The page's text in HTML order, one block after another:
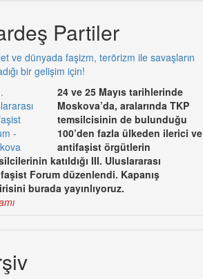
Partiler
ve dünyada faşizm, terörizm ile savaşların
bir gelişim için!
24 ve 25 Mayıs tarihlerinde
Moskova’da, aralarında TKP
temsilcisinin de bulunduğu
100’den fazla ülkeden ilerici ve
antifaşist örgütlerin
katıldığı III. Uluslararası
Forum düzenlendi. Kapanış
burada yayınlıyoruz.